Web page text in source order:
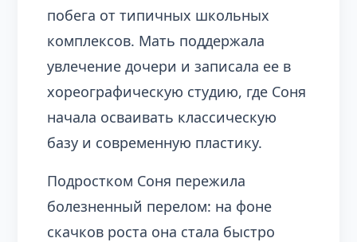
побега от типичных школьных
комплексов. Мать поддержала
увлечение дочери и записала ее в
хореографическую студию, где Соня
начала осваивать классическую
базу и современную пластику.
Подростком Соня пережила
болезненный перелом: на фоне
скачков роста она стала быстро